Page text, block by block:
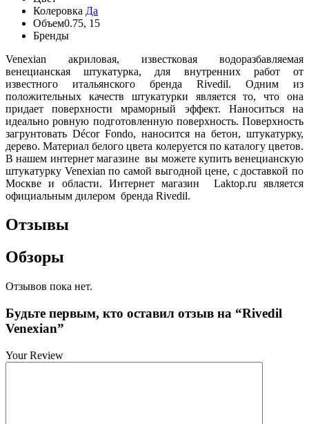
Колеровка Да
Объем0.75, 15
Бренды
Venexian акриловая, известковая водоразбавляемая
венецианская штукатурка, для внутренних работ от
известного итальянского бренда Rivedil. Одним из
положительных качеств штукатурки является то, что она
придает поверхности мраморный эффект. Наноситься на
идеально ровную подготовленную поверхность. Поверхность
загрунтовать Décor Fondo, наносится на бетон, штукатурку,
дерево. Материал белого цвета колеруется по каталогу цветов.
В нашем интернет магазине вы можете купить венецианскую
штукатурку Venexian по самой выгодной цене, с доставкой по
Москве и области. Интернет магазин Laktop.ru является
официальным дилером бренда Rivedil.
Отзывы
Обзоры
Отзывов пока нет.
Будьте первым, кто оставил отзыв на “Rivedil
Venexian”
Your Review